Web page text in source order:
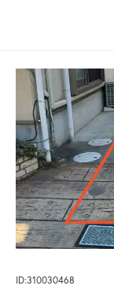
ID:310030468